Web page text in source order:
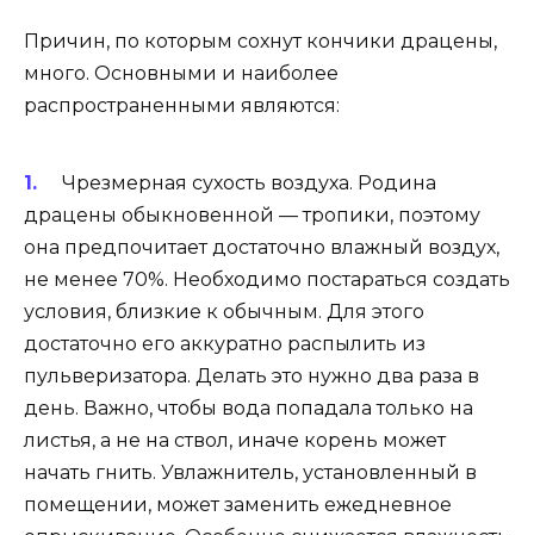
Причин, по которым сохнут кончики драцены,
много. Основными и наиболее
распространенными являются:
Чрезмерная сухость воздуха. Родина
драцены обыкновенной — тропики, поэтому
она предпочитает достаточно влажный воздух,
не менее 70%. Необходимо постараться создать
условия, близкие к обычным. Для этого
достаточно его аккуратно распылить из
пульверизатора. Делать это нужно два раза в
день. Важно, чтобы вода попадала только на
листья, а не на ствол, иначе корень может
начать гнить. Увлажнитель, установленный в
помещении, может заменить ежедневное